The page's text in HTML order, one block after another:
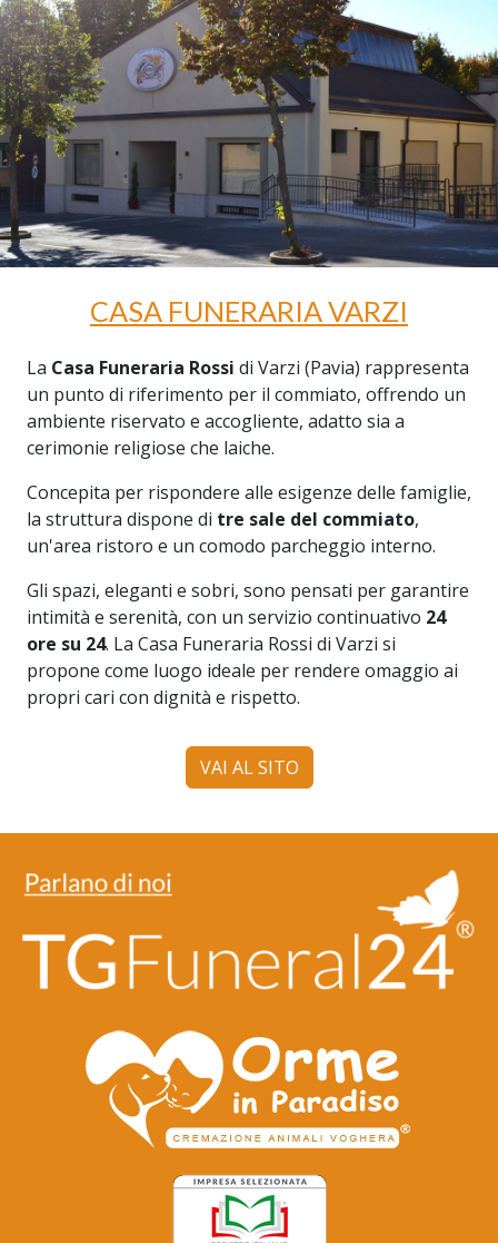
CASA FUNERARIA VARZI
La Casa Funeraria Rossi di Varzi (Pavia) rappresenta
un punto di riferimento per il commiato, offrendo un
ambiente riservato e accogliente, adatto sia a
cerimonie religiose che laiche.
Concepita per rispondere alle esigenze delle famiglie,
la struttura dispone di tre sale del commiato,
un'area ristoro e un comodo parcheggio interno.
Gli spazi, eleganti e sobri, sono pensati per garantire
intimità e serenità, con un servizio continuativo 24
ore su 24. La Casa Funeraria Rossi di Varzi si
propone come luogo ideale per rendere omaggio ai
propri cari con dignità e rispetto.
VAI AL SITO